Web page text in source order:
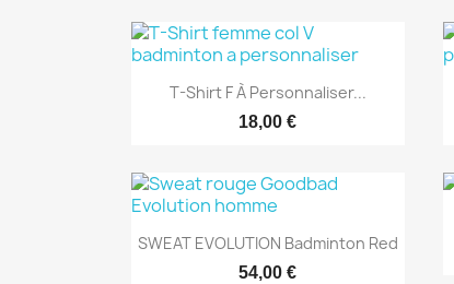
Aperçu rapide
T-Shirt F À Personnaliser...
18,00 €
Aperçu rapide
SWEAT EVOLUTION Badminton Red
54,00 €